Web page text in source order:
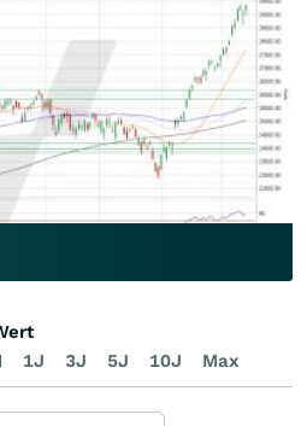
1J 3J 5J 10J Max